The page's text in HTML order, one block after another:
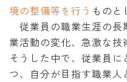
境の整備等を行う ものと
従業員の職業生涯の長
業活動の変化、急激な技
そうした中で、従業員
つ、自分が目指す職業